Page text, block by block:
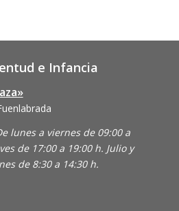
e Infancia
lunes a viernes de 09:00 a
de 17:00 a 19:00 h. Julio y
de 8:30 a 14:30 h.